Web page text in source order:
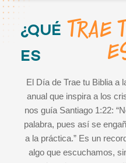
¿QUÉ
ES
TRAE
El Día de Trae tu Biblia a
anual que inspira a los
nos guía Santiago 1:22:
palabra, pues así se
a la práctica.” Es un
algo que escuchamos,